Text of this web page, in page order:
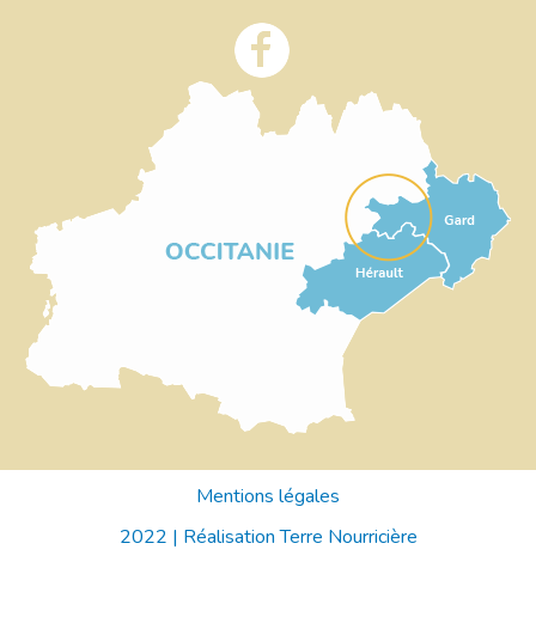
Mentions légales
2022 | Réalisation Terre Nourricière